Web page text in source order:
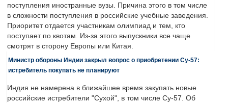
поступления иностранные вузы. Причина этого в том числе
в сложности поступления в российские учебные заведения.
Приоритет отдается участникам олимпиад и тем, кто
поступает по квотам. Из-за этого выпускники все чаще
смотрят в сторону Европы или Китая.
Министр обороны Индии закрыл вопрос о приобретении Су-57:
истребитель покупать не планируют
Индия не намерена в ближайшее время закупать новые
российские истребители "Сухой", в том числе Су-57. Об